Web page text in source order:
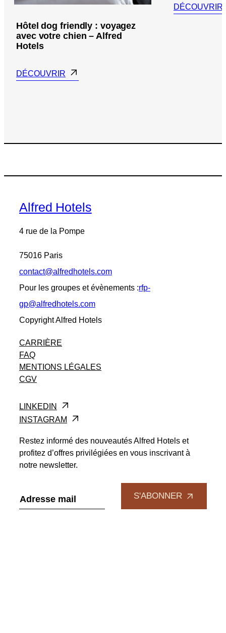
Hôtel dog friendly : voyagez
avec votre chien – Alfred
Hotels
DÉCOUVRIR
DÉCOUVRIR
En continuant, vous acceptez de recevoir nos communications.
Désinscription en un clic à tout moment.
Alfred Hotels
4 rue de la Pompe
75016 Paris
contact@alfredhotels.com
Pour les groupes et évènements :rfp-
gp@alfredhotels.com
Copyright Alfred Hotels
CARRIÈRE
FAQ
MENTIONS LÉGALES
CGV
LINKEDIN
INSTAGRAM
Restez informé des nouveautés Alfred Hotels et
profitez d’offres privilégiées en vous inscrivant à
notre newsletter.
E
m
S'ABONNER